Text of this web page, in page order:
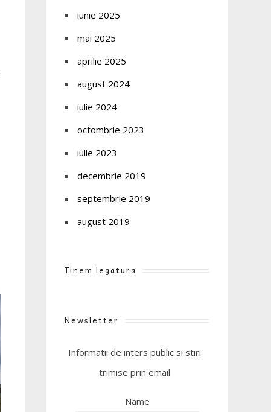
iunie 2025
mai 2025
aprilie 2025
august 2024
iulie 2024
octombrie 2023
iulie 2023
decembrie 2019
septembrie 2019
august 2019
Tinem legatura
Newsletter
Informatii de inters public si stiri
trimise prin email
Name